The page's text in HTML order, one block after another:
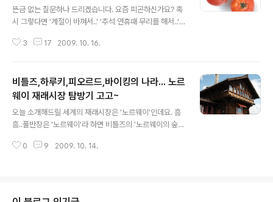
뜬금 없는 질문하나 드리겠습니다. 요즘 피곤하신가요? 혹
시 그렇다면 '계절이 바껴서..' '추석 연휴때 무리를 해서..'
하지만 '피곤의 원인'이 평소에 즐겨 먹는 식단 때문일 수도
로 수준이면 그나마 다행이겠지만 관절통,두통 등 각종 증
상의 원인이 될 수가 있는 만큼 신경을 써야 한다고 하네
요.. 저 풀반장.. 평소에는 새벽에 치러지는 유럽축구를 보
고 늦게 잤을 때와 봄철 춘곤증을 제외하고는 피곤이라고
있어 조금은 걱정이었는데. 이런 비밀이 숨어 있었을 줄이
3 17 2009. 10. 16.
비틀즈,하루키,피오르드,바이킹의 나라... 노르
웨이 재래시장 탐방기 고고~
오늘 소개해드릴 세계의 재래시장은 '노르웨이'인데요. 흠
흠..풀반장은 '노르웨이'라 하면 비틀즈의 '노르웨이의 숲'-
군요. ㅎㅎ (사실 노르웨이에 대해 아는게 그것뿐이라..
하시다면, 지금부터 '노르웨이의 숲'을 큼직하게 틀어놓고
0 9 2009. 10. 14.